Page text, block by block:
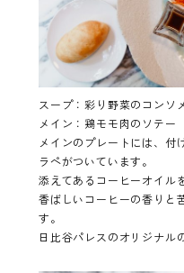
スープ：彩り野菜のコンソ
メイン：鶏モモ肉のソテ
メインのプレートには、付
ラペがついています。
添えてあるコーヒーオイル
香ばしいコーヒーの香りと
す。
日比谷パレスのオリジナル